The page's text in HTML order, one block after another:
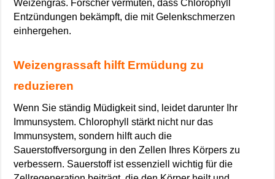
Weizengras. Forscher vermuten, dass Chlorophyll
Entzündungen bekämpft, die mit Gelenkschmerzen
einhergehen.
Weizengrassaft hilft Ermüdung zu
reduzieren
Wenn Sie ständig Müdigkeit sind, leidet darunter Ihr
Immunsystem. Chlorophyll stärkt nicht nur das
Immunsystem, sondern hilft auch die
Sauerstoffversorgung in den Zellen Ihres Körpers zu
verbessern. Sauerstoff ist essenziell wichtig für die